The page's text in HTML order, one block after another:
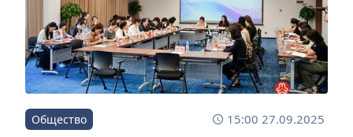
Общество 15:00 27.09.2025